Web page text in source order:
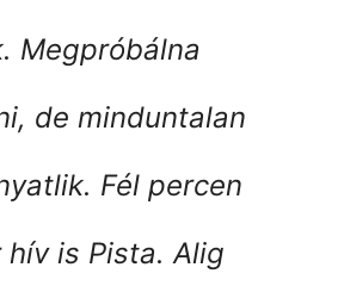
Megpróbálna
de minduntalan
Fél percen
hív is Pista. Alig